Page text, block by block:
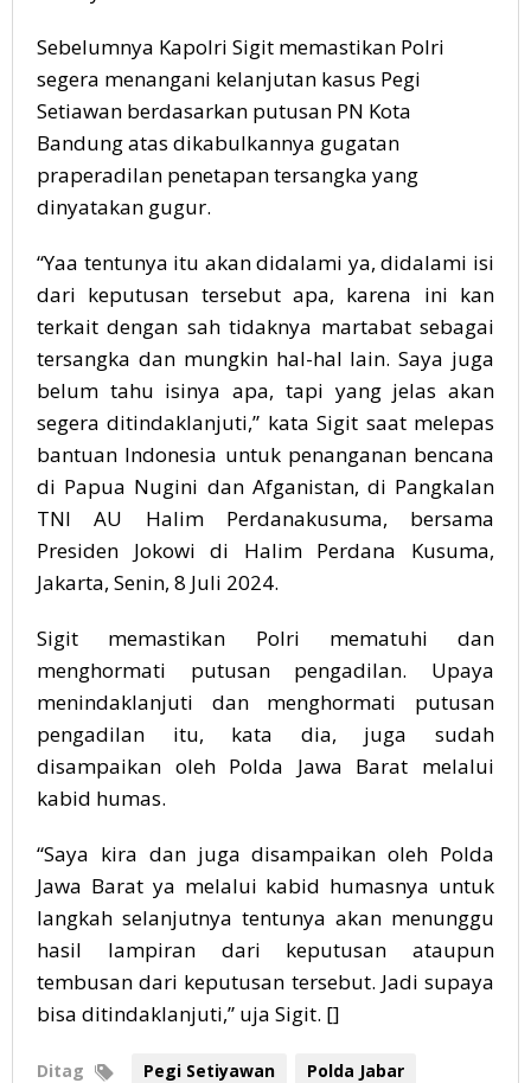
Sebelumnya Kapolri Sigit memastikan Polri
segera menangani kelanjutan kasus Pegi
Setiawan berdasarkan putusan PN Kota
Bandung atas dikabulkannya gugatan
praperadilan penetapan tersangka yang
dinyatakan gugur.
“Yaa tentunya itu akan didalami ya, didalami isi
dari keputusan tersebut apa, karena ini kan
terkait dengan sah tidaknya martabat sebagai
tersangka dan mungkin hal-hal lain. Saya juga
belum tahu isinya apa, tapi yang jelas akan
segera ditindaklanjuti,” kata Sigit saat melepas
bantuan Indonesia untuk penanganan bencana
di Papua Nugini dan Afganistan, di Pangkalan
TNI AU Halim Perdanakusuma, bersama
Presiden Jokowi di Halim Perdana Kusuma,
Jakarta, Senin, 8 Juli 2024.
Sigit memastikan Polri mematuhi dan
menghormati putusan pengadilan. Upaya
menindaklanjuti dan menghormati putusan
pengadilan itu, kata dia, juga sudah
disampaikan oleh Polda Jawa Barat melalui
kabid humas.
“Saya kira dan juga disampaikan oleh Polda
Jawa Barat ya melalui kabid humasnya untuk
langkah selanjutnya tentunya akan menunggu
hasil lampiran dari keputusan ataupun
tembusan dari keputusan tersebut. Jadi supaya
bisa ditindaklanjuti,” uja Sigit. []
Ditag Pegi Setiyawan
Polda Jabar